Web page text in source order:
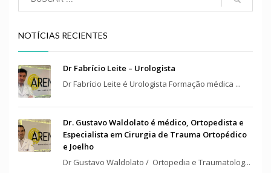
NOTÍCIAS RECIENTES
Dr Fabrício Leite – Urologista
Dr Fabrício Leite é Urologista Formação médica ...
Dr. Gustavo Waldolato é médico, Ortopedista e
Especialista em Cirurgia de Trauma Ortopédico
e Joelho
Dr Gustavo Waldolato / Ortopedia e Traumatolog...